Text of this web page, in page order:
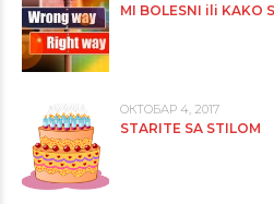
MI BOLESNI ili KAKO
ОКТОБАР 4, 2017
STARITE SA STILOM